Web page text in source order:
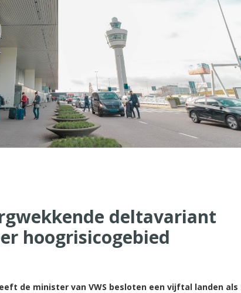
deltavariant
hoogrisicogebied
de minister van VWS besloten een vijftal landen als